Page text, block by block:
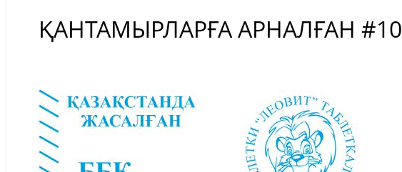
ҚАНТАМЫРЛАРҒА АРНАЛҒАН #10